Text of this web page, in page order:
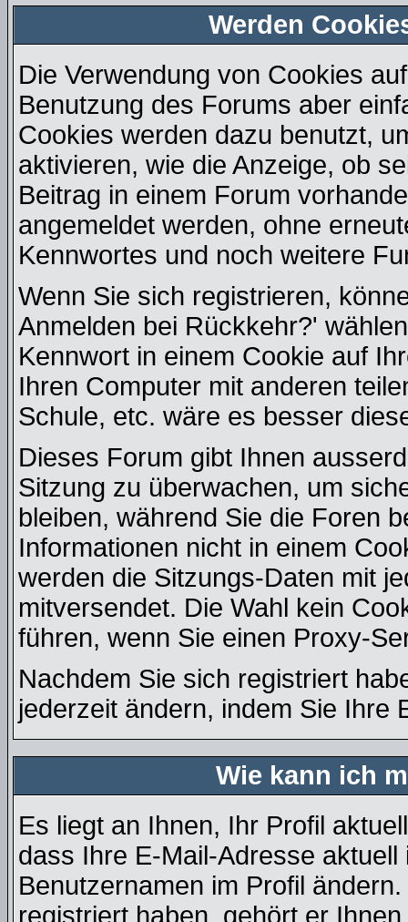
Werden
Die Verwendung von Cookies
Benutzung des Forums aber
Cookies werden dazu benutzt,
aktivieren, wie die Anzeige, ob
Beitrag in einem Forum
angemeldet werden, ohne
Kennwortes und noch weitere
Wenn Sie sich registrieren,
Anmelden bei Rückkehr?'
Kennwort in einem Cookie auf
Ihren Computer mit anderen
Schule, etc. wäre es besser
Dieses Forum gibt Ihnen
Sitzung zu überwachen, um
bleiben, während Sie die Foren
Informationen nicht in einem
werden die Sitzungs-Daten mit
mitversendet. Die Wahl kein
führen, wenn Sie einen Proxy-
Nachdem Sie sich registriert
jederzeit ändern, indem Sie Ihre
Wie kann ich
Es liegt an Ihnen, Ihr Profil
dass Ihre E-Mail-Adresse
Benutzernamen im Profil
registriert haben, gehört er